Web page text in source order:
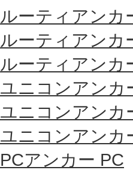
ルーティアンカ
ルーティアンカ
ルーティアンカ
ユニコンアンカ
ユニコンアンカ
ユニコンアンカ
PCアンカー PC